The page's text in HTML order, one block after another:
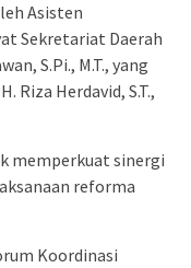
Asisten
Sekretariat Daerah
S.Pi., M.T., yang
Riza Herdavid, S.T.,
memperkuat sinergi
reforma
Koordinasi